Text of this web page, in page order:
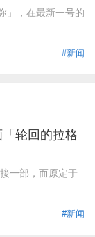
，在最新一号的
#新闻
轮回的拉格
一部，而原定于
#新闻